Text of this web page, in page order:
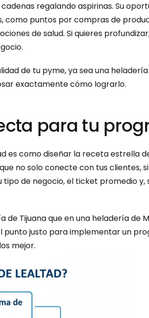
regalando aspirinas. Su
como puntos por compras de
de salud. Si quieres
de tu pyme, ya sea una
exactamente cómo lograrlo.
para tu
como diseñar la receta estrella
no solo conecte con tus clientes,
de negocio, el ticket promedio
de Tijuana que en una heladería de
punto justo para implementar un
mejor.